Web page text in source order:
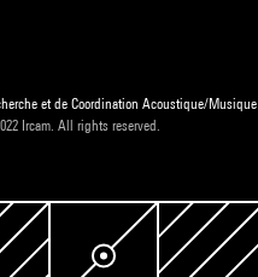
et de Coordination Acoustique/Musique
Ircam. All rights reserved.